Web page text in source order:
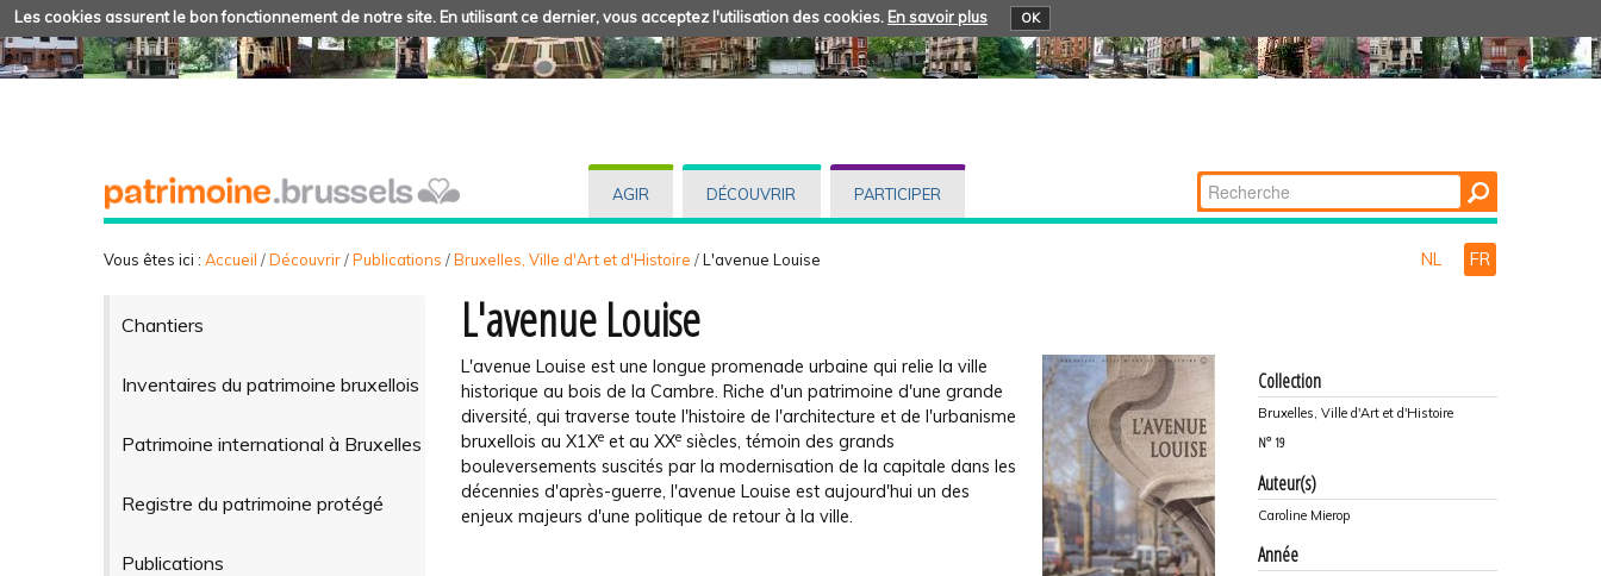
Les cookies assurent le bon fonctionnement de notre site. En utilisant ce dernier, vous acceptez l'utilisation des cookies. En savoir plus OK
AGIR DÉCOUVRIR PARTICIPER Chercher par
Recherche
Vous êtes ici : Accueil /Découvrir/Publications /Bruxelles, Ville d'Art et d'Histoire /L'avenue Louise NL FR
Chantiers
Inventaires du patrimoine bruxellois
Patrimoine international à Bruxelles
Registre du patrimoine protégé
Publications
L'avenue Louise
L'avenue Louise est une longue promenade urbaine qui relie la ville
historique au bois de la Cambre. Riche d'un patrimoine d'une grande
diversité, qui traverse toute l'histoire de l'architecture et de l'urbanisme
bruxellois au X1Xe et au XXe siècles, témoin des grands
bouleversements suscités par la modernisation de la capitale dans les
décennies d'après-guerre, l'avenue Louise est aujourd'hui un des
enjeux majeurs d'une politique de retour à la ville.
Collection
Bruxelles, Ville d'Art et d'Histoire
N° 19
Auteur(s)
Caroline Mierop
Année